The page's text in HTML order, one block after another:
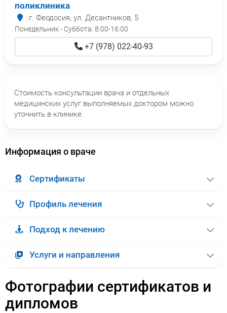
поликлиника
г. Феодосия, ул. Десантников, 5
Понедельник - Суббота: 8:00-16:00
+7 (978) 022-40-93
Стоимость консультации врача и отдельных
медицинских услуг выполняемых доктором можно
уточнить в клинике.
Информация о враче
Сертификаты
Профиль лечения
Подход к лечению
Услуги и направления
Фотографии сертификатов и
дипломов